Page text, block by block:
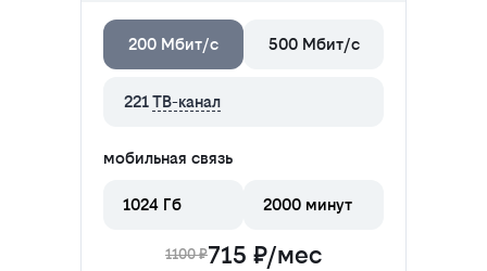
200 Мбит/с 500 Мбит/с
221ТВ-канал
мобильная связь
1024 Гб 2000 минут
1100 ₽715 ₽/мес